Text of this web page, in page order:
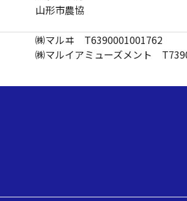
山形市農協
㈱マルヰ T6390001001762
㈱マルイアミューズメント